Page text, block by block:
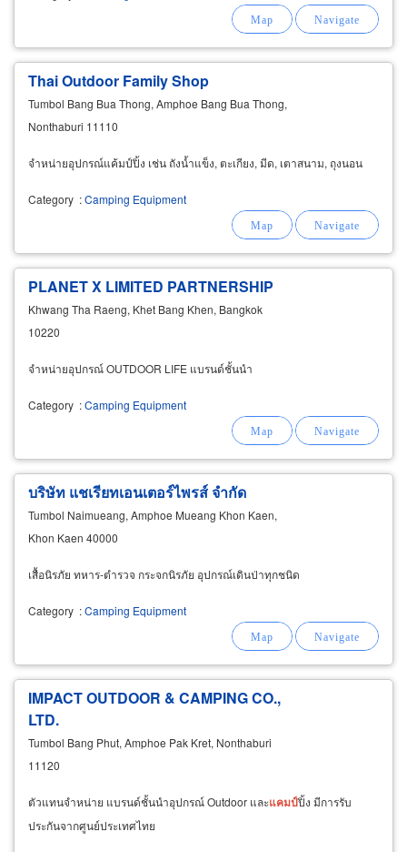
Thai Outdoor Family Shop
Tumbol Bang Bua Thong, Amphoe Bang Bua Thong,
Nonthaburi 11110
จำหน่ายอุปกรณ์แค้มป์ปิ้ง เช่น ถังน้ำแข็ง, ตะเกียง, มีด, เตาสนาม, ถุงนอน
Category :Camping Equipment
PLANET X LIMITED PARTNERSHIP
Khwang Tha Raeng, Khet Bang Khen, Bangkok
10220
จำหน่ายอุปกรณ์ OUTDOOR LIFE แบรนด์ชั้นนำ
Category :Camping Equipment
บริษัท แชเรียทเอนเตอร์ไพรส์ จำกัด
Tumbol Naimueang, Amphoe Mueang Khon Kaen,
Khon Kaen 40000
เสื้อนิรภัย ทหาร-ตำรวจ กระจกนิรภัย อุปกรณ์เดินป่าทุกชนิด
Category :Camping Equipment
IMPACT OUTDOOR & CAMPING CO.,
LTD.
Tumbol Bang Phut, Amphoe Pak Kret, Nonthaburi
11120
ตัวแทนจำหน่าย แบรนด์ชั้นนำอุปกรณ์ Outdoor และแคมป์ปิ้ง มีการรับ
ประกันจากศูนย์ประเทศไทย